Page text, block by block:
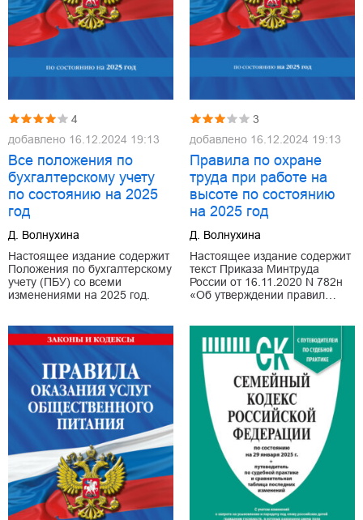
4
добавлено 16.12.2024 19:13
Все положения по
бухгалтерскому учету
по состоянию на 2025
год
Д. Волнухина
Настоящее издание содержит
Положения по бухгалтерскому
учету (ПБУ) со всеми
изменениями на 2025 год.
3
добавлено 16.12.2024 19:13
Правила по охране
труда при работе на
высоте по состоянию
на 2025 год
Д. Волнухина
Настоящее издание содержит
текст Приказа Минтруда
России от 16.11.2020 N 782н
«Об утверждении правил…